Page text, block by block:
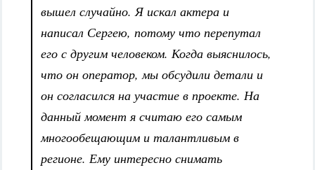
вышел случайно. Я искал актера и
написал Сергею, потому что перепутал
его с другим человеком. Когда выяснилось,
что он оператор, мы обсудили детали и
он согласился на участие в проекте. На
данный момент я считаю его самым
многообещающим и талантливым в
регионе. Ему интересно снимать